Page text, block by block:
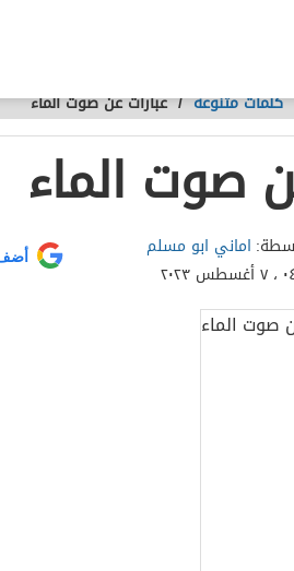
كلمات متنوعة /عبارات عن صوت الماء
صوت الماء
اماني ابو مسلم